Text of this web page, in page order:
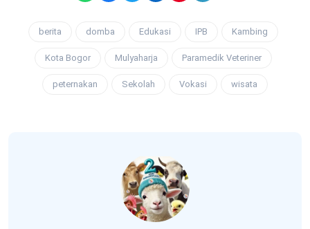
berita domba Edukasi IPB Kambing
Kota Bogor Mulyaharja Paramedik Veteriner
peternakan Sekolah Vokasi wisata